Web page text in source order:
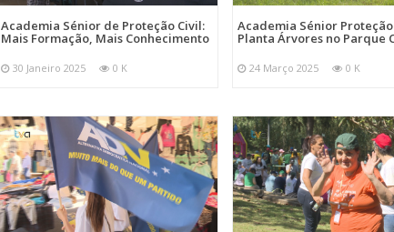
Academia Sénior de Proteção Civil:
Mais Formação, Mais Conhecimento
30 Janeiro 2025 0 K
Academia Sénior
Planta Árvores no Parque
24 Março 2025 0 K